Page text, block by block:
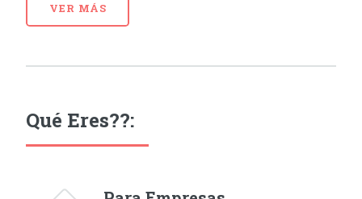
VER MÁS
Qué Eres??: